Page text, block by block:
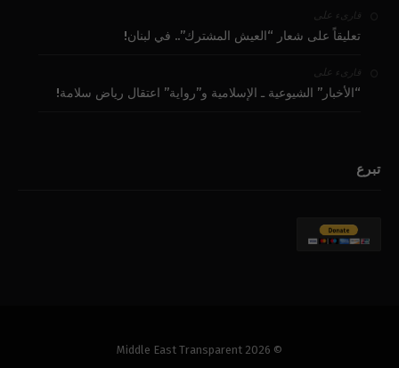
قارىء على
تعليقاً على شعار “العيش المشترك”.. في لبنان!
قارىء على
“الأخبار” الشيوعية ـ الإسلامية و”رواية” اعتقال رياض سلامة!
تبرع
© 2026 Middle East Transparent